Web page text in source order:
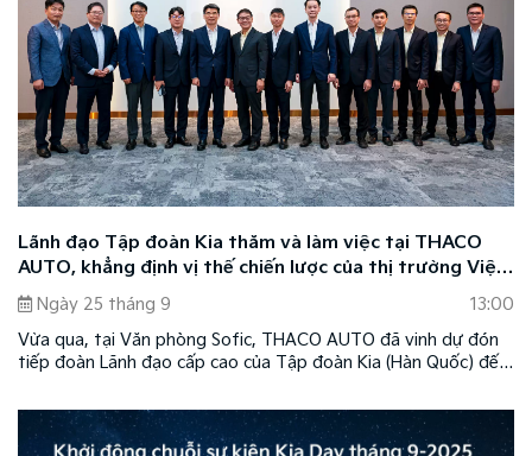
Lãnh đạo Tập đoàn Kia thăm và làm việc tại THACO
AUTO, khẳng định vị thế chiến lược của thị trường Việt
Nam
Ngày 25 tháng 9
13:00
Vừa qua, tại Văn phòng Sofic, THACO AUTO đã vinh dự đón
tiếp đoàn Lãnh đạo cấp cao của Tập đoàn Kia (Hàn Quốc) đến
quan hệ hợp tác chiến lược và thảo luận về kế hoạch phát
triển thương hiệu Kia tại Việt Nam trong giai đoạn mới.